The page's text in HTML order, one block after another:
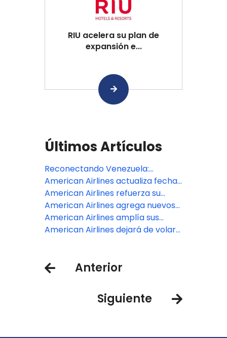
RIU acelera su plan de
expansión e...
Últimos Artículos
Reconectando Venezuela:
American Airlines regresa a
Caracas
American Airlines actualiza fecha
de comienzo de su operación en
Venezuela
American Airlines refuerza su
operación desde Argentina por el
Mundial de Fútbol
American Airlines agrega nuevos
vuelos a Cancún y Punta Cana
American Airlines amplía sus
vuelos a Cancún y Punta Cana
American Airlines dejará de volar
Anterior
Siguiente